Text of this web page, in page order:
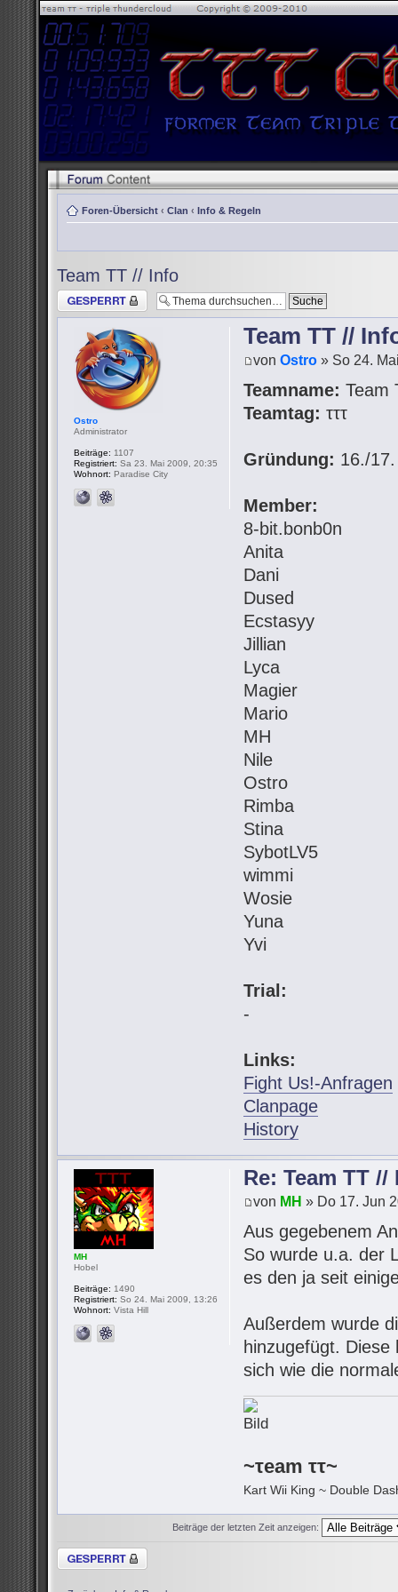
Foren-Übersicht ‹ Clan ‹ Info & Regeln
Team TT // Info
Thema gesperrt
Team TT //
vonOstro » So 24.
Teamname: Team
Teamtag: τττ
Gründung: 16./
Member:
8-bit.bonb0n
Anita
Dani
Dused
Ecstasyy
Jillian
Lyca
Magier
Mario
MH
Nile
Ostro
Rimba
Stina
SybotLV5
wimmi
Wosie
Yuna
Yvi
Trial:
-
Links:
Fight Us!-Anfragen
Clanpage
History
Ostro
Administrator
Beiträge: 1107
Registriert: Sa 23. Mai 2009, 20:35
Wohnort: Paradise City
Re: Team TT //
von MH » Do 17. Jun
Aus gegebenem
So wurde u.a. der
es den ja seit
Außerdem wurde
hinzugefügt. Diese
sich wie die
~τeam ττ~
Kart Wii King ~ Double
MH
Hobel
Beiträge: 1490
Registriert: So 24. Mai 2009, 13:26
Wohnort: Vista Hill
Beiträge der letzten Zeit anzeigen:
Thema gesperrt